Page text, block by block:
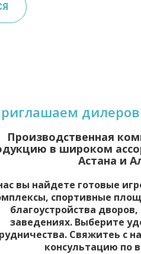
дилеров
Производственная
в широком
Астана и
вы найдете готовые
спортивные
благоустройства
заведениях. Выберите
Свяжитеь с
консультацию по